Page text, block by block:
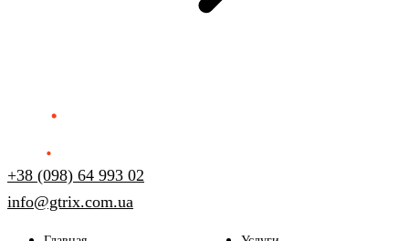
+38 (098) 64 993 02
info@gtrix.com.ua